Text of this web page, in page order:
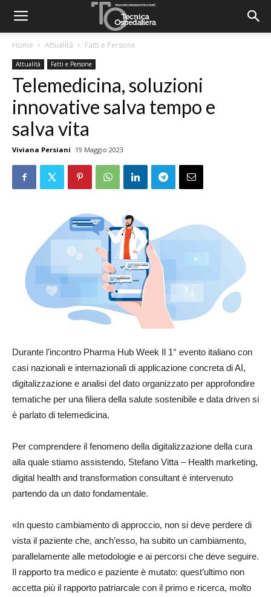
Home Attualità Fatti e Persone
Attualità Fatti e Persone
Telemedicina, soluzioni
innovative salva tempo e
salva vita
Viviana Persiani 19 Maggio 2023
Durante l’incontro Pharma Hub Week Il 1° evento italiano con
casi nazionali e internazionali di applicazione concreta di AI,
digitalizzazione e analisi del dato organizzato per approfondire
tematiche per una filiera della salute sostenibile e data driven si
è parlato di telemedicina.
Per comprendere il fenomeno della digitalizzazione della cura
alla quale stiamo assistendo, Stefano Vitta – Health marketing,
digital health and transformation consultant è intervenuto
partendo da un dato fondamentale.
«In questo cambiamento di approccio, non si deve perdere di
vista il paziente che, anch’esso, ha subito un cambiamento,
parallelamente alle metodologie e ai percorsi che deve seguire.
Il rapporto tra medico e paziente è mutato: quest’ultimo non
accetta più il rapporto patriarcale con il primo e ricerca, molto